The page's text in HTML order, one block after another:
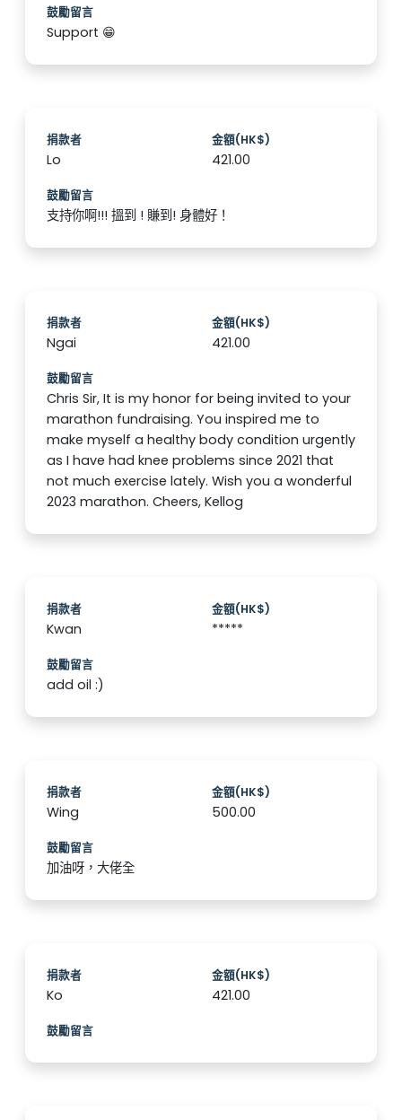
鼓勵留言
Support 😁
捐款者
Lo
金額(HK$)
421.00
鼓勵留言
支持你啊!!! 搵到 ! 賺到! 身體好！
捐款者
Ngai
金額(HK$)
421.00
鼓勵留言
Chris Sir, It is my honor for being invited to your
marathon fundraising. You inspired me to
make myself a healthy body condition urgently
as I have had knee problems since 2021 that
not much exercise lately. Wish you a wonderful
2023 marathon. Cheers, Kellog
捐款者
Kwan
金額(HK$)
*****
鼓勵留言
add oil :)
捐款者
Wing
金額(HK$)
500.00
鼓勵留言
加油呀，大佬全
捐款者
Ko
金額(HK$)
421.00
鼓勵留言